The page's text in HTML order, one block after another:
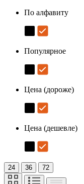
По алфавиту
Популярное
Цена (дороже)
Цена (дешевле)
24 36 72